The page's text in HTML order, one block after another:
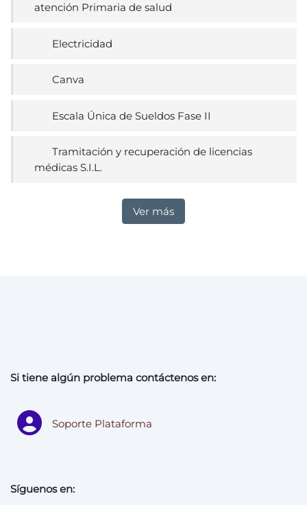
atención Primaria de salud
Electricidad
Canva
Escala Única de Sueldos Fase II
Tramitación y recuperación de licencias
médicas S.I.L.
Ver más
Si tiene algún problema contáctenos en:
Soporte Plataforma
Síguenos en: